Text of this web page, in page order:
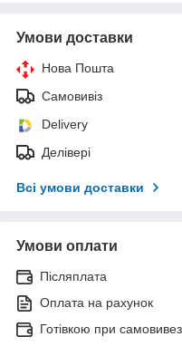
Умови доставки
Нова Пошта
Самовивіз
Delivery
Делівері
Всі умови доставки
Умови оплати
Післяплата
Оплата на рахунок
Готівкою при